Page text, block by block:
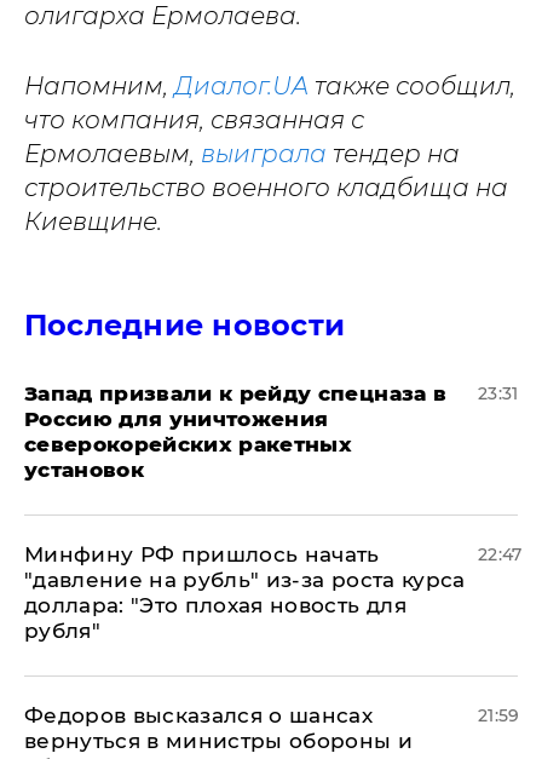
олигарха Ермолаева.
Напомним,Диалог.UA также сообщил,
что компания, связанная с
Ермолаевым, выиграла тендер на
строительство военного кладбища на
Киевщине.
Последние новости
Запад призвали к рейду спецназа в
Россию для уничтожения
северокорейских ракетных
установок
23:31
Минфину РФ пришлось начать
"давление на рубль" из-за роста курса
доллара: "Это плохая новость для
рубля"
22:47
Федоров высказался о шансах
вернуться в министры обороны и
21:59